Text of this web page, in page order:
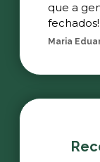
que a
fechados!
Maria